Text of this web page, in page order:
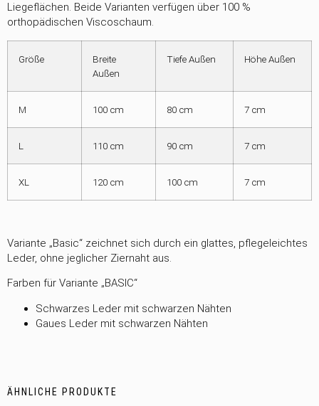
Liegeflächen. Beide Varianten verfügen über 100 %
orthopädischen Viscoschaum.
Größe
Breite
Außen
Tiefe Außen Höhe Außen
M 100 cm 80 cm 7 cm
L 110 cm 90 cm 7 cm
XL 120 cm 100 cm 7 cm
Variante „Basic“ zeichnet sich durch ein glattes, pflegeleichtes
Leder, ohne jeglicher Ziernaht aus.
Farben für Variante „BASIC“
Schwarzes Leder mit schwarzen Nähten
Gaues Leder mit schwarzen Nähten
ÄHNLICHE PRODUKTE